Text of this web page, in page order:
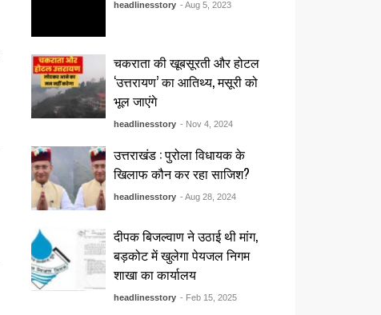
headlinesstory - Aug 5, 2023
चकराता की खूबसूरती और होटल
‘उत्तरायण’ का आतिथ्य, मसूरी को
भूल जाएंगे
headlinesstory - Nov 4, 2024
उत्तराखंड : पुरोला विधायक के
खिलाफ कौन कर रहा साजिश?
headlinesstory - Aug 28, 2024
दीपक बिजल्वाण ने उठाई थी मांग,
बड़कोट में खुलेगा पेयजल निगम
शाखा का कार्यालय
headlinesstory - Feb 15, 2025